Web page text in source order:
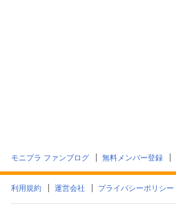
モニプラ ファンブログ 無料メンバー登録
利用規約 運営会社 プライバシーポリシー